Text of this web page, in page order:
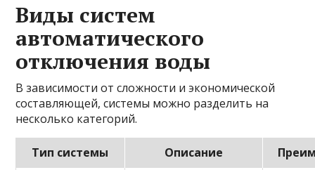
Виды систем
автоматического
отключения воды
В зависимости от сложности и экономической
составляющей, системы можно разделить на
несколько категорий.
Тип системы Описание